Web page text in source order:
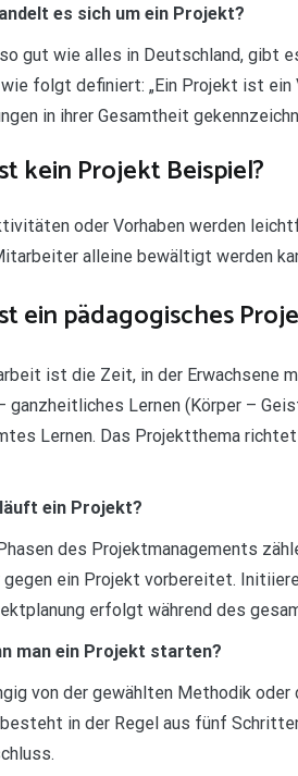
es sich um ein Projekt?
gut wie alles in Deutschland, gibt
folgt definiert: „Ein Projekt ist ein
in ihrer Gesamtheit
kein Projekt Beispiel?
oder Vorhaben werden
alleine bewältigt werden
ein pädagogisches
ist die Zeit, in der Erwachsene
ganzheitliches Lernen (Körper –
Lernen. Das Projektthema
ein Projekt?
des Projektmanagements
gegen ein Projekt vorbereitet.
erfolgt während des
man ein Projekt starten?
von der gewählten Methodik
in der Regel aus fünf